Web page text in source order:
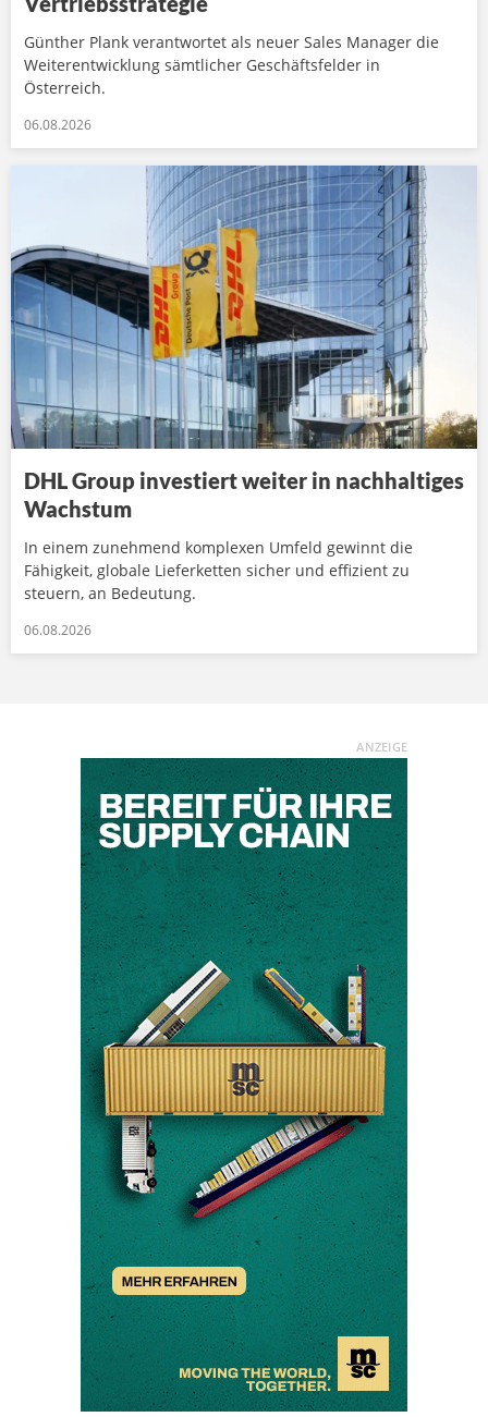
Günther Plank verantwortet als neuer Sales Manager die
Weiterentwicklung sämtlicher Geschäftsfelder in
Österreich.
06.08.2026
DHL Group investiert weiter in nachhaltiges
Wachstum
In einem zunehmend komplexen Umfeld gewinnt die
Fähigkeit, globale Lieferketten sicher und effizient zu
steuern, an Bedeutung.
06.08.2026
ANZEIGE